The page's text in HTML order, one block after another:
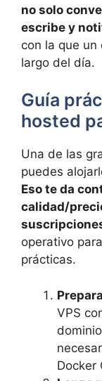
no solo
escribe y
con la que un
largo del día.
Guía
hosted
Una de las
puedes
Eso te da
calidad/
operativo
prácticas.
VPS
Docker